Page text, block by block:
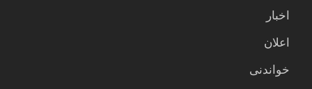
اخبار
اعلان
خواندنی